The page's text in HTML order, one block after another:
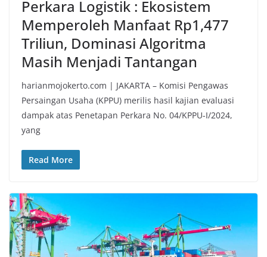
Perkara Logistik : Ekosistem
Memperoleh Manfaat Rp1,477
Triliun, Dominasi Algoritma
Masih Menjadi Tantangan
harianmojokerto.com | JAKARTA – Komisi Pengawas
Persaingan Usaha (KPPU) merilis hasil kajian evaluasi
dampak atas Penetapan Perkara No. 04/KPPU-I/2024,
yang
Read More